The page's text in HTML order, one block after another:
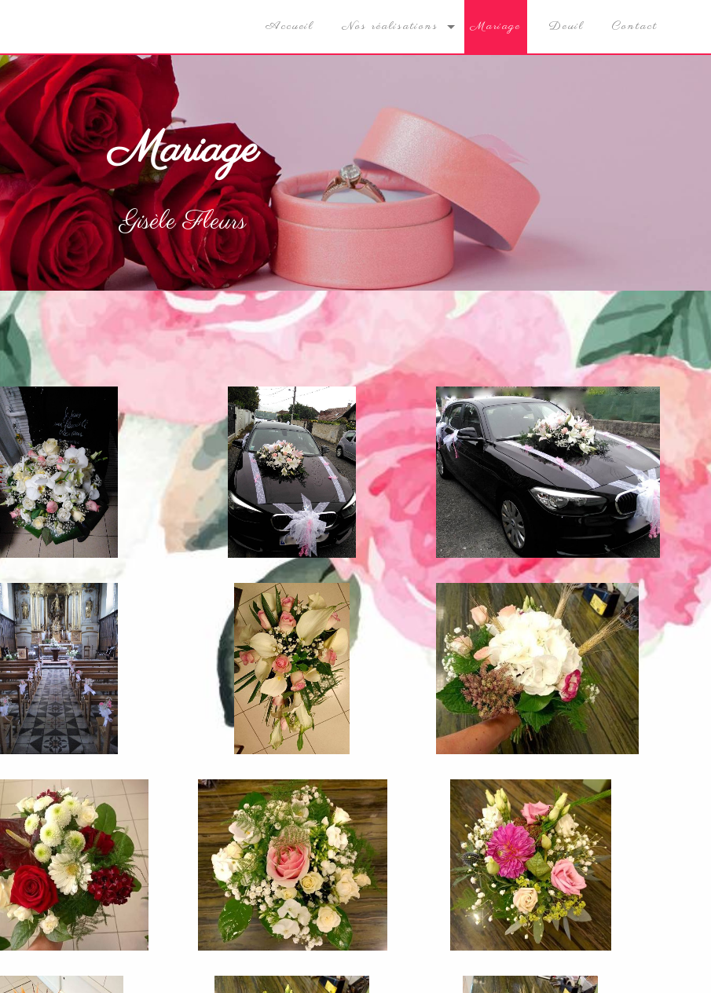
Accueil Nos réalisations Mariage Deuil Contact
Mariage
Gisèle Fleurs